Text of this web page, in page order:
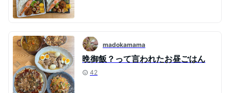
madokamama
晩御飯？って言われたお昼ごはん
42